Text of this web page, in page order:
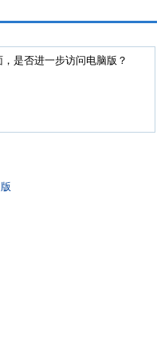
是否进一步访问电脑版？